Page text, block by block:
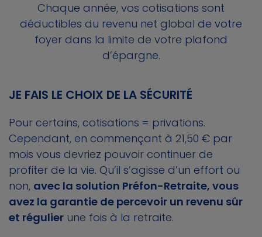
Chaque année, vos cotisations sont
déductibles du revenu net global de votre
foyer dans la limite de votre plafond
d’épargne.
JE FAIS LE CHOIX DE LA SÉCURITÉ
Pour certains, cotisations = privations.
Cependant, en commençant à 21,50 € par
mois vous devriez pouvoir continuer de
profiter de la vie. Qu’il s’agisse d’un effort ou
non, avec la solution Préfon-Retraite, vous
avez la garantie de percevoir un revenu sûr
et régulier une fois à la retraite.